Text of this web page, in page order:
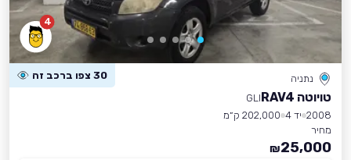
4
נתניה 30 צפו ברכב זה
טויוטה RAV4
GLI
2008 יד 4
202,000 ק״מ
מחיר
25,000
₪